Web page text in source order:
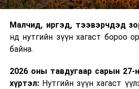
Малчид, иргэд, тээвэрчдэд
нд нутгийн зүүн хагаст бороо
байна.
2026 оны тавдугаар сарын 27-
хүртэл:Нутгийн зүүн хагаст